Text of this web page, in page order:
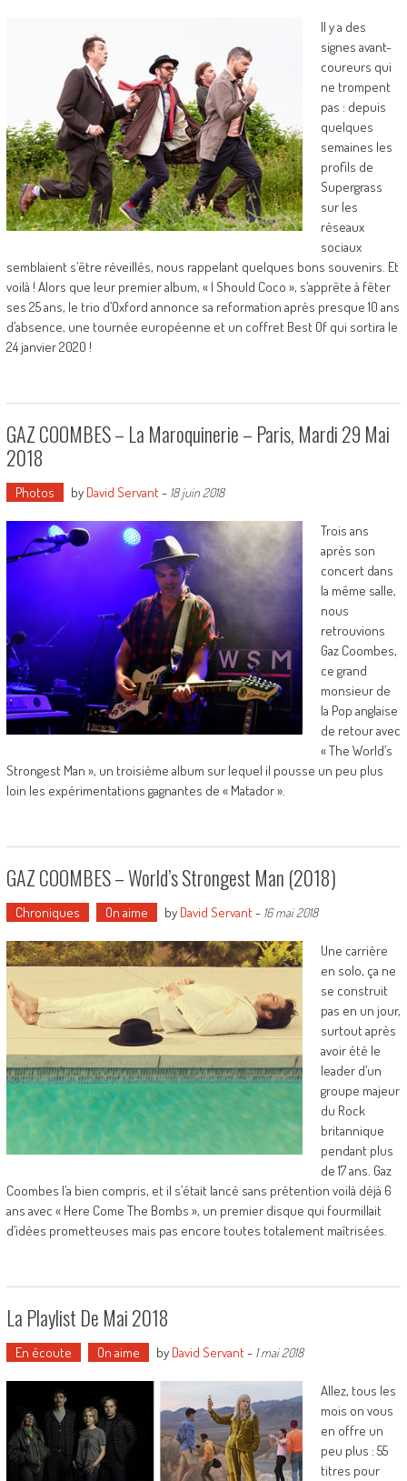
Il y a des
signes avant-
coureurs qui
ne trompent
pas : depuis
quelques
semaines les
profils de
Supergrass
sur les
réseaux
sociaux
semblaient s’être réveillés, nous rappelant quelques bons souvenirs. Et
voilà ! Alors que leur premier album, « I Should Coco », s’apprête à fêter
ses 25 ans, le trio d’Oxford annonce sa reformation après presque 10 ans
d’absence, une tournée européenne et un coffret Best Of qui sortira le
24 janvier 2020 !
GAZ COOMBES – La Maroquinerie – Paris, Mardi 29 Mai
2018
Photos by David Servant- 18 juin 2018
Trois ans
après son
concert dans
la même salle,
nous
retrouvions
Gaz Coombes,
ce grand
monsieur de
la Pop anglaise
de retour avec
« The World’s
Strongest Man », un troisième album sur lequel il pousse un peu plus
loin les expérimentations gagnantes de « Matador ».
GAZ COOMBES – World’s Strongest Man (2018)
Chroniques On aime by David Servant- 16 mai 2018
Une carrière
en solo, ça ne
se construit
pas en un jour,
surtout après
avoir été le
leader d’un
groupe majeur
du Rock
britannique
pendant plus
de 17 ans. Gaz
Coombes l’a bien compris, et il s’était lancé sans prétention voilà déjà 6
ans avec « Here Come The Bombs », un premier disque qui fourmillait
d’idées prometteuses mais pas encore toutes totalement maîtrisées.
La Playlist De Mai 2018
En écoute On aime by David Servant- 1 mai 2018
Allez, tous les
mois on vous
en offre un
peu plus : 55
titres pour